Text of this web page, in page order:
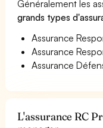
Généralement les
grands types
Assurance
Assurance
Assurance
L'assurance RC